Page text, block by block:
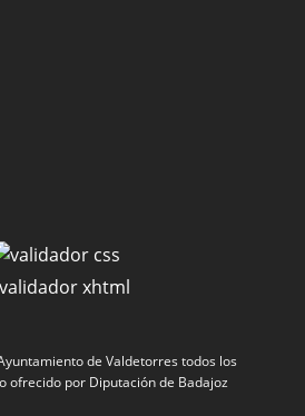
de Valdetorres todos los
ofrecido por Diputación de Badajoz